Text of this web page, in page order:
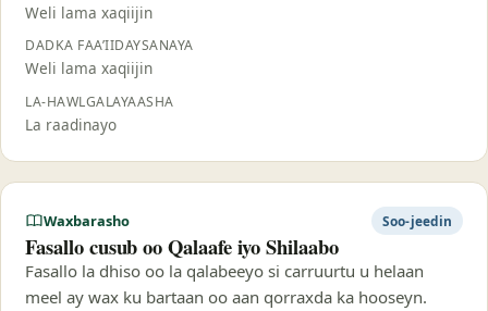
Weli lama xaqiijin
DADKA FAA’IIDAYSANAYA
Weli lama xaqiijin
LA-HAWLGALAYAASHA
La raadinayo
Waxbarasho Soo-jeedin
Fasallo cusub oo Qalaafe iyo Shilaabo
Fasallo la dhiso oo la qalabeeyo si carruurtu u helaan
meel ay wax ku bartaan oo aan qorraxda ka hooseyn.